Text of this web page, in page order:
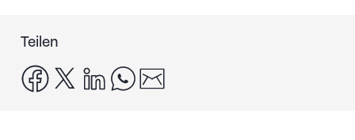
Teilen
facebook
x linkedinwhatsapp